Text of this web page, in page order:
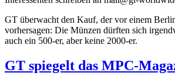
GT überwacht den Kauf, der vor einem
vorhersagen: Die Münzen dürften sich
auch ein 500-er, aber keine 2000-er.
GT spiegelt das MPC-